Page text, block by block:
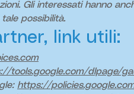
Gli interessati hanno
possibilità.
link utili:
tools.google.com/dlpage/
https://